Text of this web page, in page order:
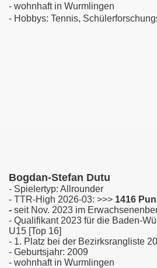
- wohnhaft in Wurmlingen
- Hobbys: Tennis,
Bogdan-Stefan Dutu
- Spielertyp: Allrounder
- TTR-High 2026-03: >>> 1416
- seit Nov. 2023 im
- Qualifikant 2023 für die Baden-
U15 [Top 16]
- 1. Platz bei der Bezirksrangliste
- Geburtsjahr: 2009
- wohnhaft in Wurmlingen